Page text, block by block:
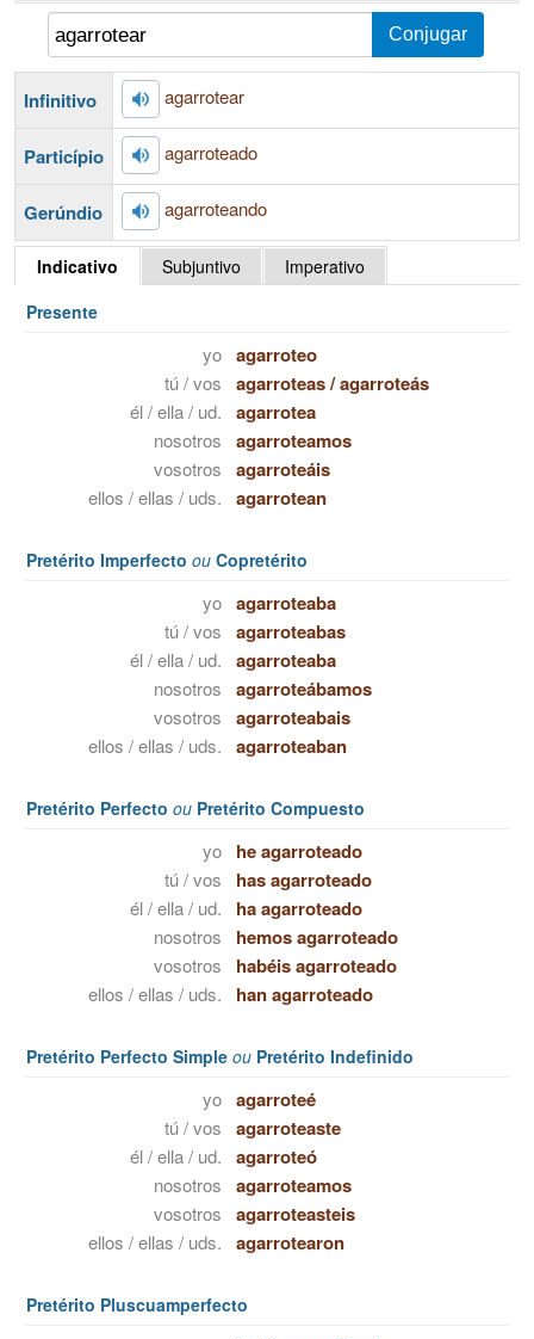
Infinitivo agarrotear
Particípio agarroteado
Gerúndio agarroteando
Indicativo Subjuntivo
Imperativo
Presente
yo agarroteo
tú / vos agarroteas/agarroteás
él / ella / ud. agarrotea
nosotros agarroteamos
vosotros agarroteáis
ellos / ellas / uds. agarrotean
Pretérito Imperfecto ou Copretérito
yo agarroteaba
tú / vos agarroteabas
él / ella / ud. agarroteaba
nosotros agarroteábamos
vosotros agarroteabais
ellos / ellas / uds. agarroteaban
Pretérito Perfecto ou Pretérito Compuesto
yo he agarroteado
tú / vos has agarroteado
él / ella / ud. ha agarroteado
nosotros hemos agarroteado
vosotros habéis agarroteado
ellos / ellas / uds. han agarroteado
Pretérito Perfecto Simple ou Pretérito Indefinido
yo agarroteé
tú / vos agarroteaste
él / ella / ud. agarroteó
nosotros agarroteamos
vosotros agarroteasteis
ellos / ellas / uds. agarrotearon
Pretérito Pluscuamperfecto